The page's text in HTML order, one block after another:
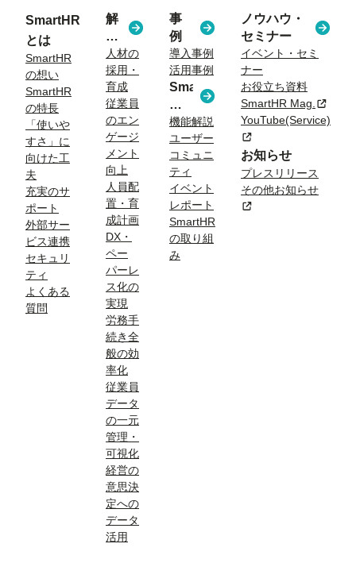
SmartHR
とは
SmartHR
の想い
SmartHR
の特長
「使いや
すさ」に
向けた工
夫
充実のサ
ポート
外部サー
ビス連携
セキュリ
ティ
よくある
質問
解
決
す
る
課
題
人材の
採用・
育成
従業員
のエン
ゲージ
メント
向上
人員配
置・育
成計画
DX・
ペー
パーレ
ス化の
実現
労務手
続き全
般の効
率化
従業員
データ
の一元
管理・
可視化
経営の
意思決
定への
データ
活用
事
例
導入事例
活用事例
SmartHR
コ
ラ
ム
機能解説
ユーザー
コミュニ
ティ
イベント
レポート
SmartHR
の取り組
み
ノウハウ・
セミナー
イベント・セミ
ナー
お役立ち資料
SmartHR Mag. 新規タ
YouTube(Service)
新規タブまたはウィン
お知らせ
プレスリリース
その他お知らせ
新規タブまたはウィン